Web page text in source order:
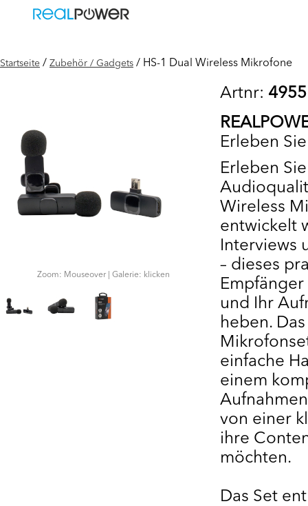
Startseite / Zubehör / Gadgets / HS-1 Dual Wireless Mikrofone
Zoom: Mouseover | Galerie: klicken
Artnr:
Erleben
Erleben
Wireless
entwickelt
Interviews
– dieses
und Ihr
heben.
einfache
einem
von einer
ihre
möchten.
Das Set